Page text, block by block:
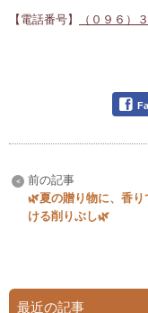
【電話番号】 （０９６）
🌿夏の贈り物に、香り
ける削りぶし🌿
最近の記事